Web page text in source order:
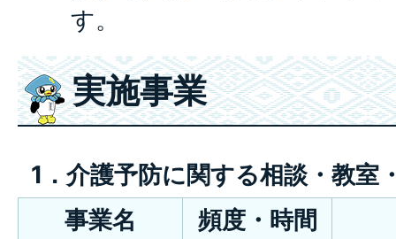
す。
実施事業
1．介護予防に関する相談・教室
事業名
頻度・時間